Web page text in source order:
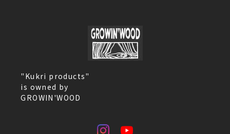
"Kukri products"
is owned by
GROWIN'WOOD